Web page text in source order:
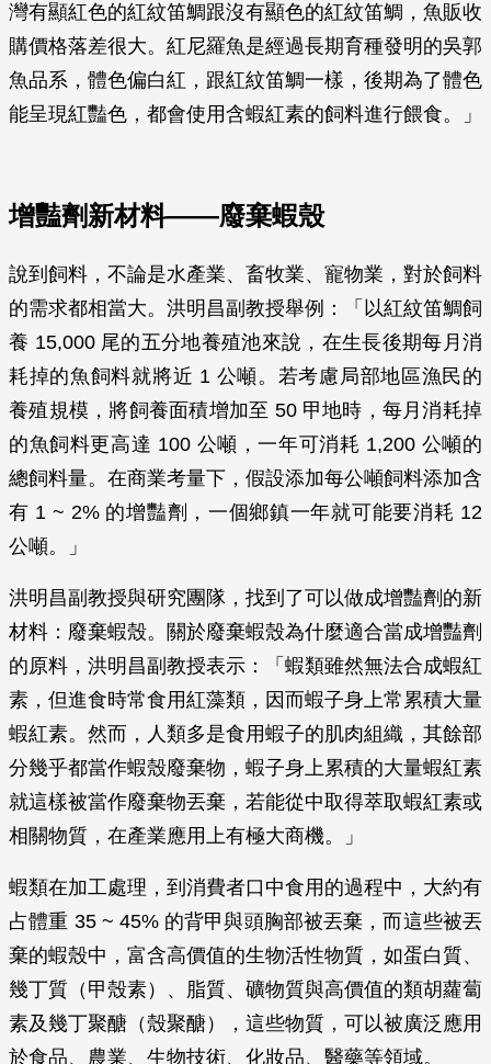
灣有顯紅色的紅紋笛鯛跟沒有顯色的紅紋笛鯛，魚販收
購價格落差很大。紅尼羅魚是經過長期育種發明的吳郭
魚品系，體色偏白紅，跟紅紋笛鯛一樣，後期為了體色
能呈現紅豔色，都會使用含蝦紅素的飼料進行餵食。」
增豔劑新材料——廢棄蝦殼
說到飼料，不論是水產業、畜牧業、寵物業，對於飼料
的需求都相當大。洪明昌副教授舉例：「以紅紋笛鯛飼
養 15,000 尾的五分地養殖池來說，在生長後期每月消
耗掉的魚飼料就將近 1 公噸。若考慮局部地區漁民的
養殖規模，將飼養面積增加至 50 甲地時，每月消耗掉
的魚飼料更高達 100 公噸，一年可消耗 1,200 公噸的
總飼料量。在商業考量下，假設添加每公噸飼料添加含
有 1 ~ 2% 的增豔劑，一個鄉鎮一年就可能要消耗 12
公噸。」
洪明昌副教授與研究團隊，找到了可以做成增豔劑的新
材料：廢棄蝦殼。關於廢棄蝦殼為什麼適合當成增豔劑
的原料，洪明昌副教授表示：「蝦類雖然無法合成蝦紅
素，但進食時常食用紅藻類，因而蝦子身上常累積大量
蝦紅素。然而，人類多是食用蝦子的肌肉組織，其餘部
分幾乎都當作蝦殼廢棄物，蝦子身上累積的大量蝦紅素
就這樣被當作廢棄物丟棄，若能從中取得萃取蝦紅素或
相關物質，在產業應用上有極大商機。」
蝦類在加工處理，到消費者口中食用的過程中，大約有
占體重 35 ~ 45% 的背甲與頭胸部被丟棄，而這些被丟
棄的蝦殼中，富含高價值的生物活性物質，如蛋白質、
幾丁質（甲殼素）、脂質、礦物質與高價值的類胡蘿蔔
素及幾丁聚醣（殼聚醣），這些物質，可以被廣泛應用
於食品、農業、生物技術、化妝品、醫藥等領域。